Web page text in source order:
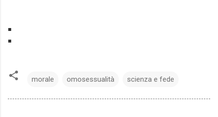
morale omosessualità scienza e fede